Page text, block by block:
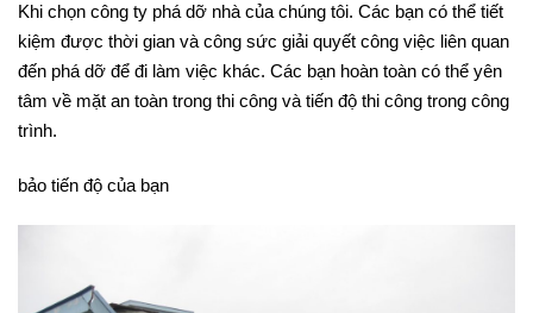
Khi chọn công ty phá dỡ nhà của chúng tôi. Các bạn có thể tiết
kiệm được thời gian và công sức giải quyết công việc liên quan
đến phá dỡ để đi làm việc khác. Các bạn hoàn toàn có thể yên
tâm về mặt an toàn trong thi công và tiến độ thi công trong công
trình.
bảo tiến độ của bạn